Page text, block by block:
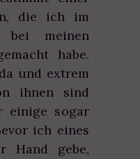
die ich im
bei meinen
habe.
und extrem
ihnen sind
einige sogar
ich eines
Hand gebe,